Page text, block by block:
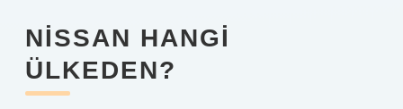
NISSAN HANGI
ÜLKEDEN?